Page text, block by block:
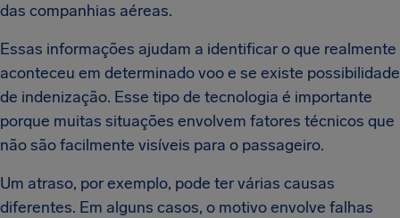
das companhias aéreas.
Essas informações ajudam a identificar o que realmente
aconteceu em determinado voo e se existe possibilidade
de indenização. Esse tipo de tecnologia é importante
porque muitas situações envolvem fatores técnicos que
não são facilmente visíveis para o passageiro.
Um atraso, por exemplo, pode ter várias causas
diferentes. Em alguns casos, o motivo envolve falhas